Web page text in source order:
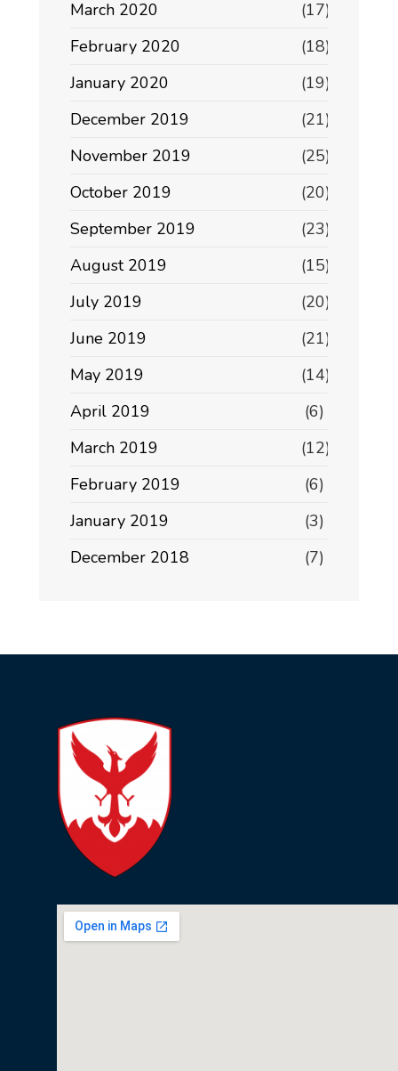
March 2020
(17)
February 2020
(18)
January 2020
(19)
December 2019
(21)
November 2019
(25)
October 2019
(20)
September 2019
(23)
August 2019
(15)
July 2019
(20)
June 2019
(21)
May 2019
(14)
April 2019
(6)
March 2019
(12)
February 2019
(6)
January 2019
(3)
December 2018
(7)